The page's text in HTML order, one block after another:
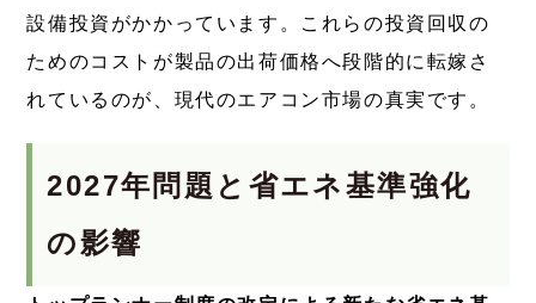
設備投資がかかっています。これらの投資回収の
ためのコストが製品の出荷価格へ段階的に転嫁さ
れているのが、現代のエアコン市場の真実です。
2027年問題と省エネ基準強化
の影響